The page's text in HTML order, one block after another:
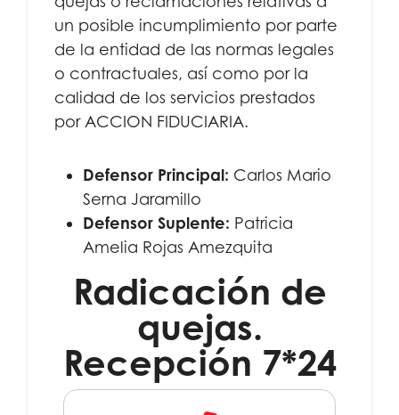
un posible incumplimiento por parte
de la entidad de las normas legales
o contractuales, así como por la
calidad de los servicios prestados
por ACCION FIDUCIARIA.
Defensor Principal: Carlos Mario
Serna Jaramillo
Defensor Suplente: Patricia
Amelia Rojas Amezquita
Radicación de
quejas.
Recepción 7*24